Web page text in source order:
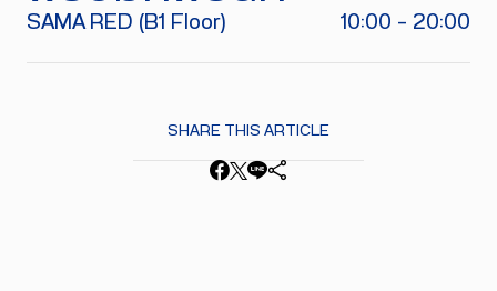
SAMA RED (B1 Floor) 10:00 - 20:00
SHARE THIS ARTICLE